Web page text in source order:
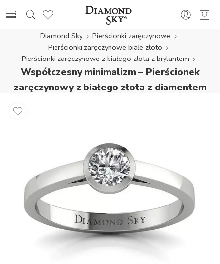
Diamond Sky
Pierścionki zaręczynowe
Pierścionki zaręczynowe białe złoto
Pierścionki zaręczynowe z białego złota z brylantem
Współczesny minimalizm – Pierścionek
zaręczynowy z białego złota z diamentem